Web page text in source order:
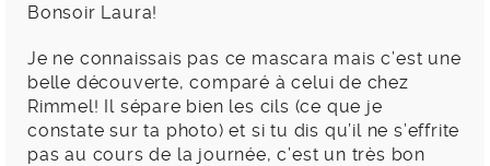
Bonsoir Laura!
Je ne connaissais pas ce mascara mais c’est une
belle découverte, comparé à celui de chez
Rimmel! Il sépare bien les cils (ce que je
constate sur ta photo) et si tu dis qu’il ne s’effrite
pas au cours de la journée, c’est un très bon